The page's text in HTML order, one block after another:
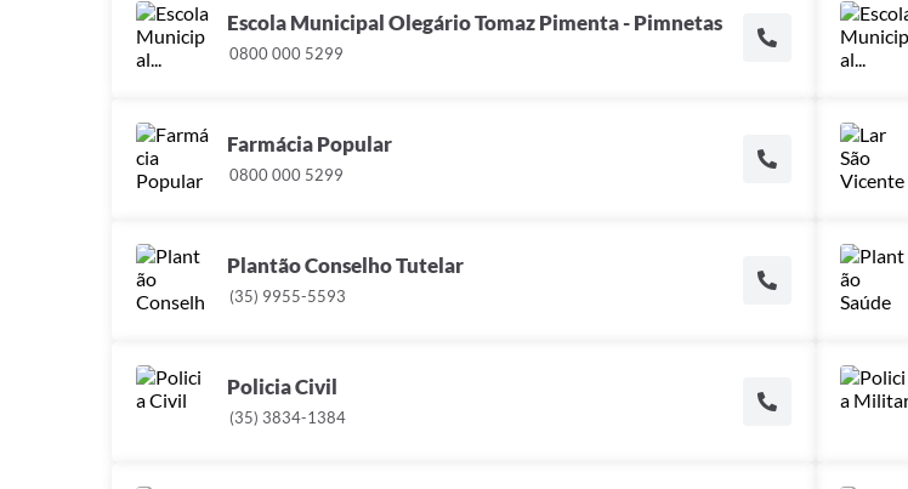
Escola Municipal Olegário Tomaz Pimenta - Pimnetas
0800 000 5299
Farmácia Popular
0800 000 5299
Plantão Conselho Tutelar
(35) 9955-5593
Policia Civil
(35) 3834-1384